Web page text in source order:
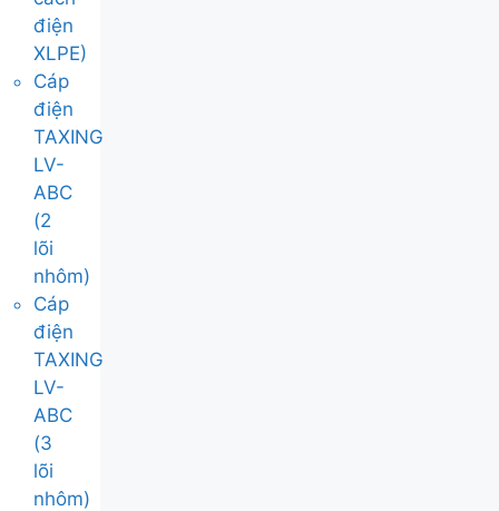
điện
XLPE)
Cáp
điện
TAXING
LV-
ABC
(2
lõi
nhôm)
Cáp
điện
TAXING
LV-
ABC
(3
lõi
nhôm)